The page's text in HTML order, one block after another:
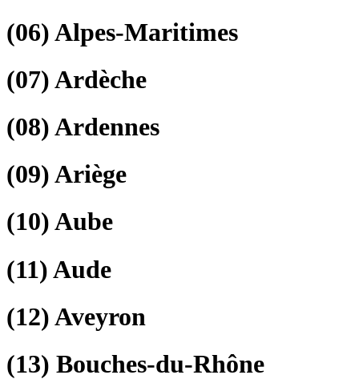
(06)Alpes-Maritimes
(07)Ardèche
(08)Ardennes
(09)Ariège
(10)Aube
(11)Aude
(12)Aveyron
(13) Bouches-du-Rhône